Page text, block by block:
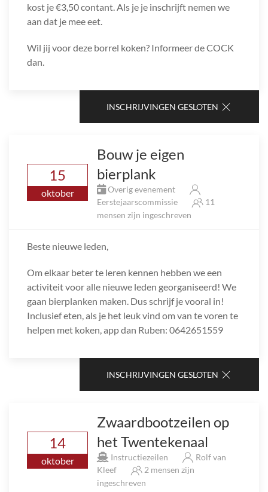
kost je €3,50 contant. Als je je inschrijft nemen we
aan dat je mee eet.
Wil jij voor deze borrel koken? Informeer de COCK
dan.
INSCHRIJVINGEN GESLOTEN
15
oktober
Bouw je eigen
bierplank
Overig evenement
Eerstejaarscommissie
11
mensen zijn ingeschreven
Beste nieuwe leden,
Om elkaar beter te leren kennen hebben we een
activiteit voor alle nieuwe leden georganiseerd! We
gaan bierplanken maken. Dus schrijf je vooral in!
Inclusief eten, als je het leuk vind om van te voren te
helpen met koken, app dan Ruben: 0642651559
INSCHRIJVINGEN GESLOTEN
14
oktober
Zwaardbootzeilen op
het Twentekenaal
Instructiezeilen
Rolf van
Kleef
2 mensen zijn
ingeschreven